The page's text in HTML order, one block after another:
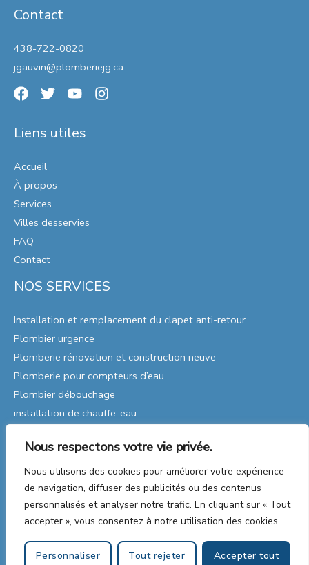
Nous respectons votre vie privée.
Nous utilisons des cookies pour améliorer votre expérience
de navigation, diffuser des publicités ou des contenus
personnalisés et analyser notre trafic. En cliquant sur « Tout
accepter », vous consentez à notre utilisation des cookies.
Personnaliser Tout rejeter Accepter tout
Contact
438-722-0820
jgauvin@plomberiejg.ca
Liens utiles
Accueil
À propos
Services
Villes desservies
FAQ
Contact
NOS SERVICES
Installation et remplacement du clapet anti-retour
Plombier urgence
Plomberie rénovation et construction neuve
Plomberie pour compteurs d’eau
Plombier débouchage
installation de chauffe-eau
Réparations de plomberie
Plomberie Industrielle
Copyright © 2026 Plomberie | Web & SEO par